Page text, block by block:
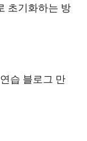
초기화하는 방
습 블로그 만